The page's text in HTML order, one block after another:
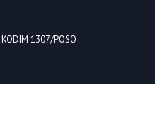
KODIM 1307/POSO